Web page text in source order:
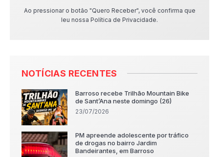
Ao pressionar o botão "Quero Receber", você confirma que
leu nossa Política de Privacidade.
NOTÍCIAS RECENTES
Barroso recebe Trilhão Mountain Bike
de Sant’Ana neste domingo (26)
23/07/2026
PM apreende adolescente por tráfico
de drogas no bairro Jardim
Bandeirantes, em Barroso